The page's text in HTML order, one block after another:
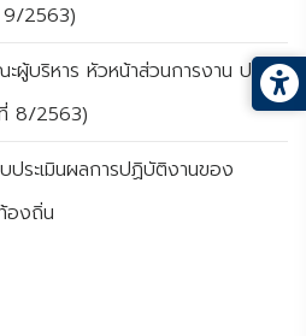
2563)
ผู้บริหาร หัวหน้าส่วนการงาน ประจำ
8/2563)
ระเมินผลการปฏิบัติงานของ
องถิ่น